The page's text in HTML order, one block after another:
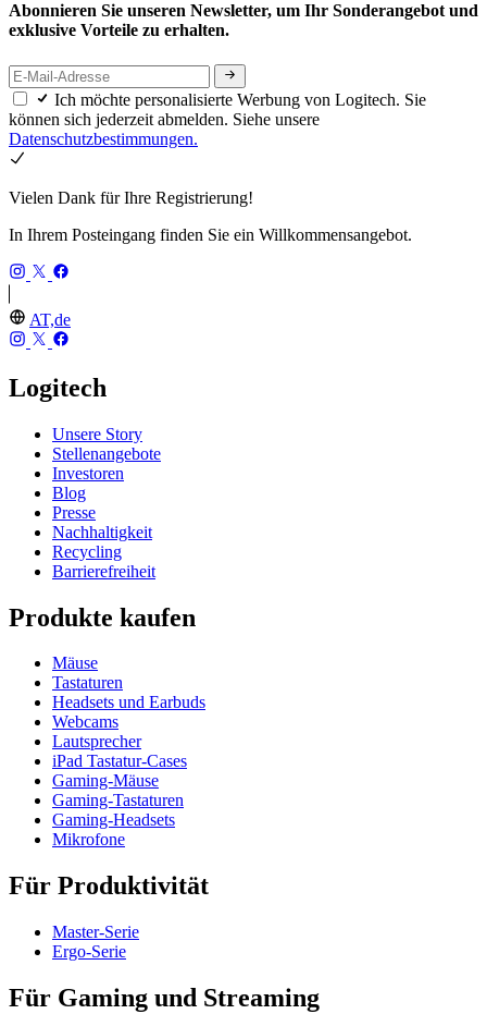
Abonnieren Sie unseren Newsletter, um Ihr Sonderangebot und
exklusive Vorteile zu erhalten.
Ich möchte personalisierte Werbung von Logitech. Sie
können sich jederzeit abmelden. Siehe unsere
Datenschutzbestimmungen.
Vielen Dank für Ihre Registrierung!
In Ihrem Posteingang finden Sie ein Willkommensangebot.
AT,de
Logitech
Unsere Story
Stellenangebote
Investoren
Blog
Presse
Nachhaltigkeit
Recycling
Barrierefreiheit
Produkte kaufen
Mäuse
Tastaturen
Headsets und Earbuds
Webcams
Lautsprecher
iPad Tastatur-Cases
Gaming-Mäuse
Gaming-Tastaturen
Gaming-Headsets
Mikrofone
Für Produktivität
Master-Serie
Ergo-Serie
Für Gaming und Streaming